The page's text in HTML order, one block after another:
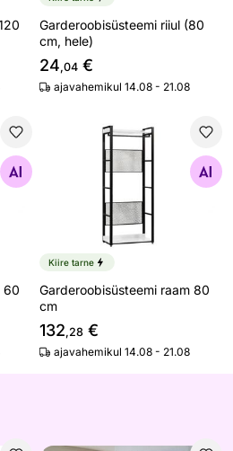
Garderoobisüsteemi riiul (80
cm, hele)
24,04 €
ajavahemikul 14.08 - 21.08
60 cm
60
Garderoobisüsteemi raam
Otsi sarnaseid
Kiire tarne
Garderoobisüsteemi raam 80
cm
132,28 €
ajavahemikul 14.08 - 21.08